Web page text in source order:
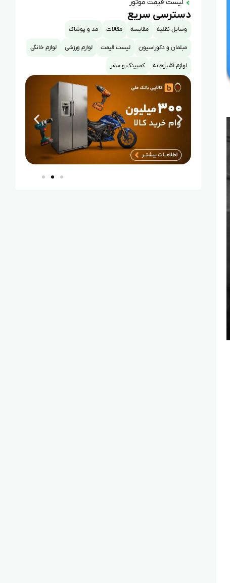
لیست قیمت موتور
دسترسی سریع
وسایل نقلیه مقایسه مقالات مد و پوشاک
مبلمان و دکوراسیون لیست قیمت لوازم ورزشی لوازم خانگی
لوازم آشپزخانه کمپینگ و سفر